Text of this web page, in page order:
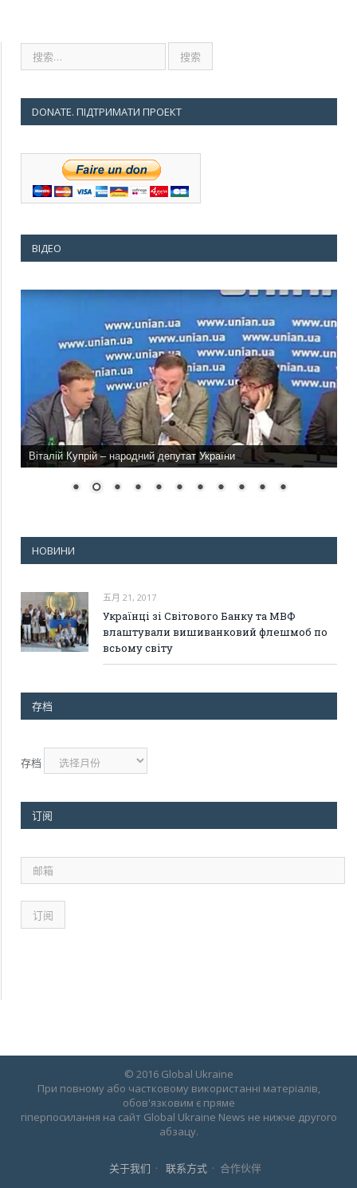
DONATE. ПІДТРИМАТИ ПРОЕКТ
ВІДЕО
Віталій Купрій – народний депутат України
НОВИНИ
五月 21, 2017
Українці зі Світового Банку та МВФ
влаштували вишиванковий флешмоб по
всьому світу
存档
存档
订阅
© 2016 Global Ukraine
При повному або частковому використанні матеріалів,
обов'язковим є пряме
гіперпосилання на сайт Global Ukraine News не нижче другого
абзацу.
关于我们 联系方式 合作伙伴